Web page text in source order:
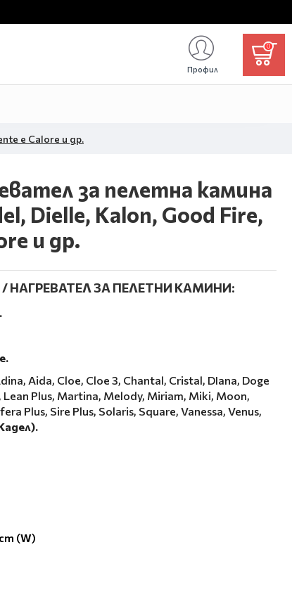
Профил
0
e Calore и др.
за пелетна камина
Dielle, Kalon, Good Fire,
и др.
НАГРЕВАТЕЛ ЗА ПЕЛЕТНИ КАМИНИ:
Aida, Cloe, Cloe 3, Chantal, Cristal, DIana, Doge
Lean Plus, Martina, Melody, Miriam, Miki, Moon,
Plus, Sire Plus, Solaris, Square, Vanessa, Venus,
(W)